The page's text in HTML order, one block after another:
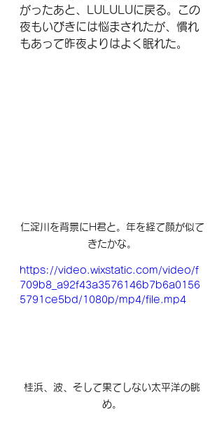
がったあと、LULULUに戻る。この
夜もいびきには悩まされたが、慣れ
もあって昨夜よりはよく眠れた。
仁淀川を背景にH君と。年を経て顔が似て
きたかな。
https://video.wixstatic.com/video/f
709b8_a92f43a3576146b7b6a0156
5791ce5bd/1080p/mp4/file.mp4
桂浜、波、そして果てしない太平洋の眺
め。